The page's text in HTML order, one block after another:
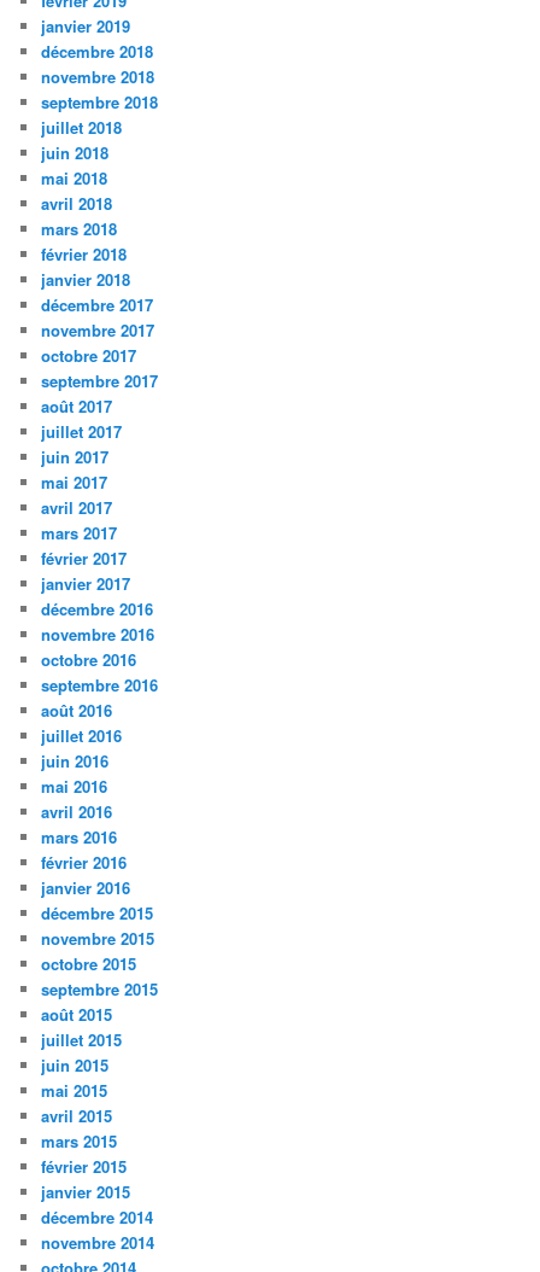
janvier 2019
décembre 2018
novembre 2018
septembre 2018
juillet 2018
juin 2018
mai 2018
avril 2018
mars 2018
février 2018
janvier 2018
décembre 2017
novembre 2017
octobre 2017
septembre 2017
août 2017
juillet 2017
juin 2017
mai 2017
avril 2017
mars 2017
février 2017
janvier 2017
décembre 2016
novembre 2016
octobre 2016
septembre 2016
août 2016
juillet 2016
juin 2016
mai 2016
avril 2016
mars 2016
février 2016
janvier 2016
décembre 2015
novembre 2015
octobre 2015
septembre 2015
août 2015
juillet 2015
juin 2015
mai 2015
avril 2015
mars 2015
février 2015
janvier 2015
décembre 2014
novembre 2014